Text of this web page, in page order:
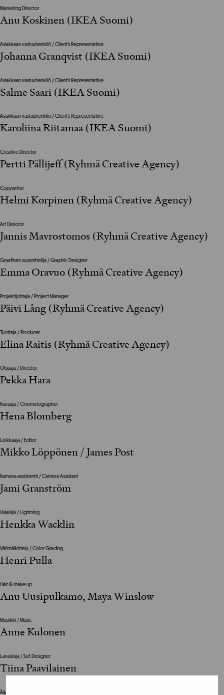
Marketing Director
Anu Koskinen (IKEA Suomi)
Asiakkaan vastuuhenkilö / Client’s Representative
Johanna Granqvist (IKEA Suomi)
Asiakkaan vastuuhenkilö / Client’s Representative
Salme Saari (IKEA Suomi)
Asiakkaan vastuuhenkilö / Client’s Representative
Karoliina Riitamaa (IKEA Suomi)
Creative Director
Pertti Pällijeff (Ryhmä Creative Agency)
Copywriter
Helmi Korpinen (Ryhmä Creative Agency)
Art Director
Jannis Mavrostomos (Ryhmä Creative Agency)
Graafinen suunnittelija / Graphic Designer
Emma Oravuo (Ryhmä Creative Agency)
Projektijohtaja / Project Manager
Päivi Lång (Ryhmä Creative Agency)
Tuottaja / Producer
Elina Raitis (Ryhmä Creative Agency)
Ohjaaja / Director
Pekka Hara
Kuvaaja / Cinematographer
Hena Blomberg
Leikkaaja / Editor
Mikko Löppönen / James Post
Kamera-assistentti / Camera Assistant
Jami Granström
Valaisija / Lightning
Henkka Wacklin
Värimäärittely / Color Grading
Henri Pulla
Hair & make up
Anu Uusipulkamo, Maya Winslow
Musiikki / Music
Anne Kulonen
Lavastaja / Set Designer
Tiina Paavilainen
Ääni / Sound